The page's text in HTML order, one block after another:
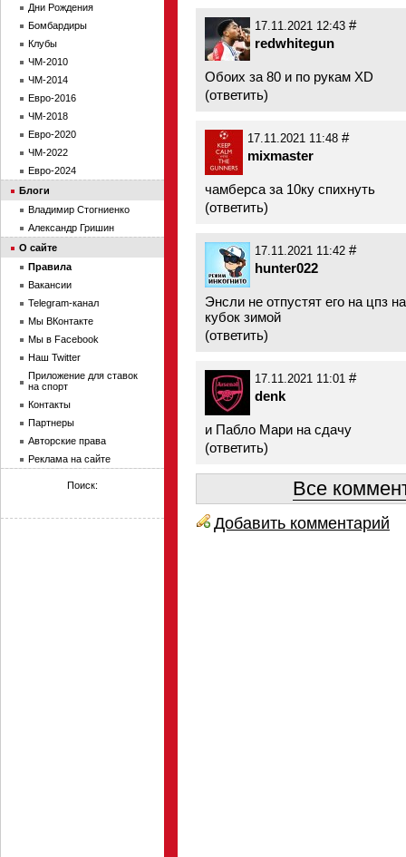
17.11.2021 12:43 #
redwhitegun
Обоих за 80 и по рукам XD
(ответить)
17.11.2021 11:48 #
mixmaster
чамберса за 10ку спихнуть
(ответить)
17.11.2021 11:42 #
hunter022
Энсли не отпустят его на цпз
кубок зимой
(ответить)
17.11.2021 11:01 #
denk
и Пабло Мари на сдачу
(ответить)
Все
Добавить комментарий
Дни Рождения
Бомбардиры
Клубы
ЧМ-2010
ЧМ-2014
Евро-2016
ЧМ-2018
Евро-2020
ЧМ-2022
Евро-2024
Блоги
Владимир Стогниенко
Александр Гришин
О сайте
Правила
Вакансии
Telegram-канал
Мы ВКонтакте
Мы в Facebook
Наш Twitter
Приложение для ставок
на спорт
Контакты
Партнеры
Авторские права
Реклама на сайте
Поиск: